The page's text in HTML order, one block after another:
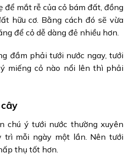
để mắt rễ của cỏ bám đất, đồng
hữu cơ. Bằng cách đó sẽ vừa
để cỏ dễ dàng đẻ nhiều hơn.
đầm phải tưới nước ngay, tưới
miếng cỏ nào nổi lên thì phải
chú ý tưới nước thường xuyên
trì mỗi ngày một lần. Nên tưới
thụ tốt hơn.